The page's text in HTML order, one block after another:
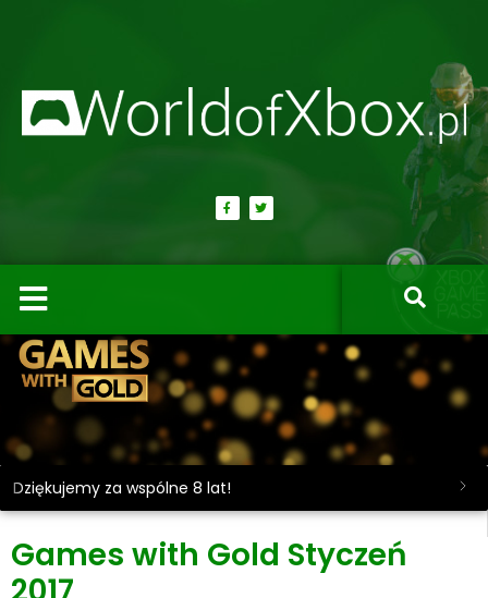
Dziękujemy za wspólne 8 lat!
Games with Gold Styczeń